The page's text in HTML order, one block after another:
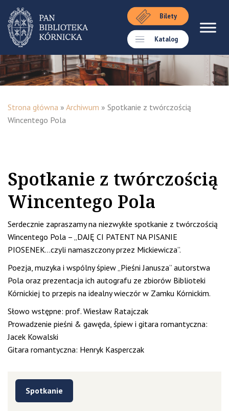
Bilety
Katalog
Strona główna » Archiwum » Spotkanie z twórczością
Wincentego Pola
Spotkanie z twórczością
Wincentego Pola
Serdecznie zapraszamy na niezwykłe spotkanie z twórczością
Wincentego Pola – „DAJĘ CI PATENT NA PISANIE
PIOSENEK…czyli namaszczony przez Mickiewicza”.
Poezja, muzyka i wspólny śpiew „Pieśni Janusza” autorstwa
Pola oraz prezentacja ich autografu ze zbiorów Biblioteki
Kórnickiej to przepis na idealny wieczór w Zamku Kórnickim.
Słowo wstępne: prof. Wiesław Ratajczak
Prowadzenie pieśni & gawęda, śpiew i gitara romantyczna:
Jacek Kowalski
Gitara romantyczna: Henryk Kasperczak
Spotkanie